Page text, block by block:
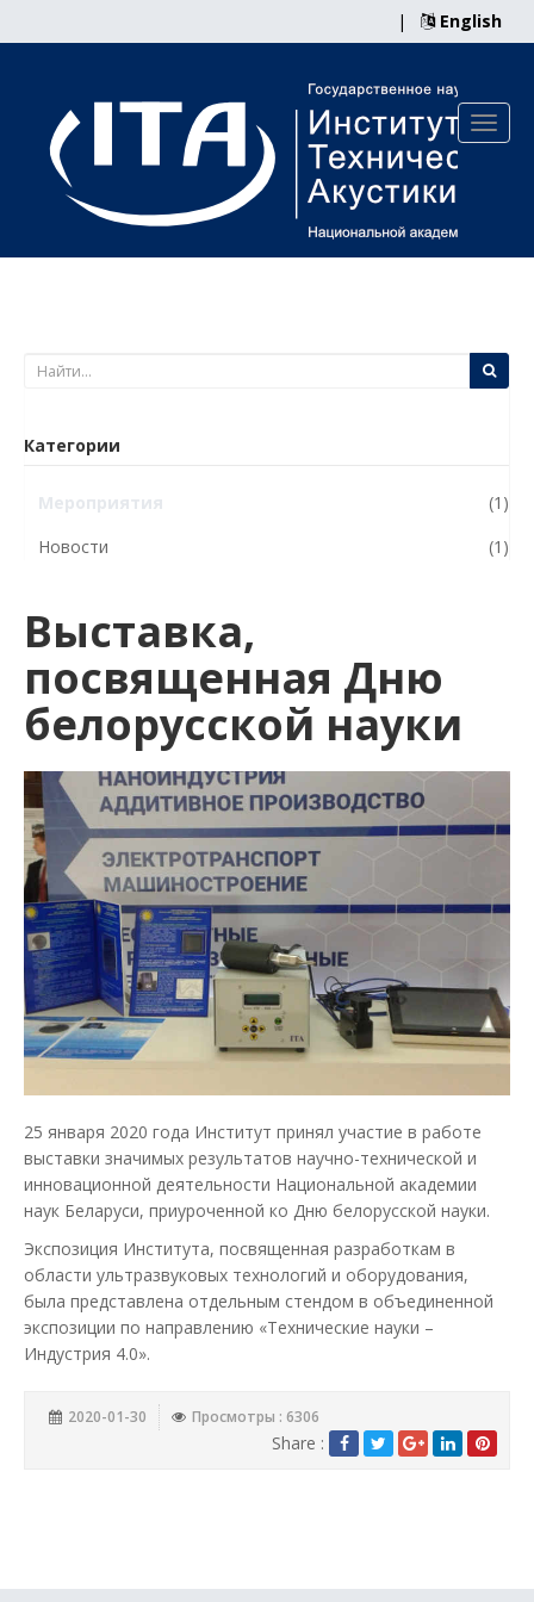
| English
Категории
Мероприятия
(1)
Новости
(1)
Выставка,
посвященная Дню
белорусской науки
25 января 2020 года Институт принял участие в работе
выставки значимых результатов научно-технической и
инновационной деятельности Национальной академии
наук Беларуси, приуроченной ко Дню белорусской науки.
Экспозиция Института, посвященная разработкам в
области ультразвуковых технологий и оборудования,
была представлена отдельным стендом в объединенной
экспозиции по направлению «Технические науки –
Индустрия 4.0».
2020-01-30 Просмотры : 6306
Share :